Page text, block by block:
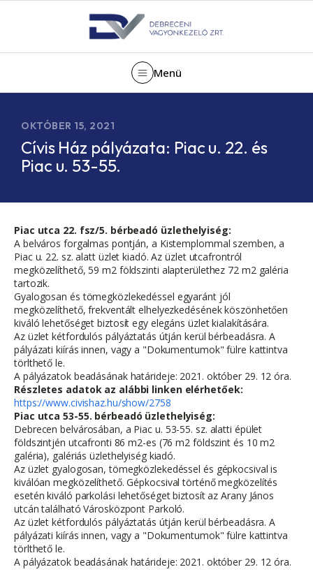
Menü
OKTÓBER 15, 2021
Cívis Ház pályázata: Piac u. 22. és
Piac u. 53-55.
Piac utca 22. fsz/5. bérbeadó üzlethelyiség:
A belváros forgalmas pontján, a Kistemplommal szemben, a
Piac u. 22. sz. alatt üzlet kiadó. Az üzlet utcafrontról
megközelíthető, 59 m2 földszinti alapterülethez 72 m2 galéria
tartozik.
Gyalogosan és tömegközlekedéssel egyaránt jól
megközelíthető, frekventált elhelyezkedésének köszönhetően
kiváló lehetőséget biztosít egy elegáns üzlet kialakítására.
Az üzlet kétfordulós pályáztatás útján kerül bérbeadásra. A
pályázati kiírás innen, vagy a "Dokumentumok" fülre kattintva
törlthető le.
A pályázatok beadásának határideje: 2021. október 29. 12 óra.
Részletes adatok az alábbi linken elérhetőek:
https://www.civishaz.hu/show/2758
Piac utca 53-55. bérbeadó üzlethelyiség:
Debrecen belvárosában, a Piac u. 53-55. sz. alatti épület
földszintjén utcafronti 86 m2-es (76 m2 földszint és 10 m2
galéria), galériás üzlethelyiség kiadó.
Az üzlet gyalogosan, tömegközlekedéssel és gépkocsival is
kiválóan megközelíthető. Gépkocsival történő megközelítés
esetén kiváló parkolási lehetőséget biztosít az Arany János
utcán található Városközpont Parkoló.
Az üzlet kétfordulós pályáztatás útján kerül bérbeadásra. A
pályázati kiírás innen, vagy a "Dokumentumok" fülre kattintva
törlthető le.
A pályázatok beadásának határideje: 2021. október 29. 12 óra.